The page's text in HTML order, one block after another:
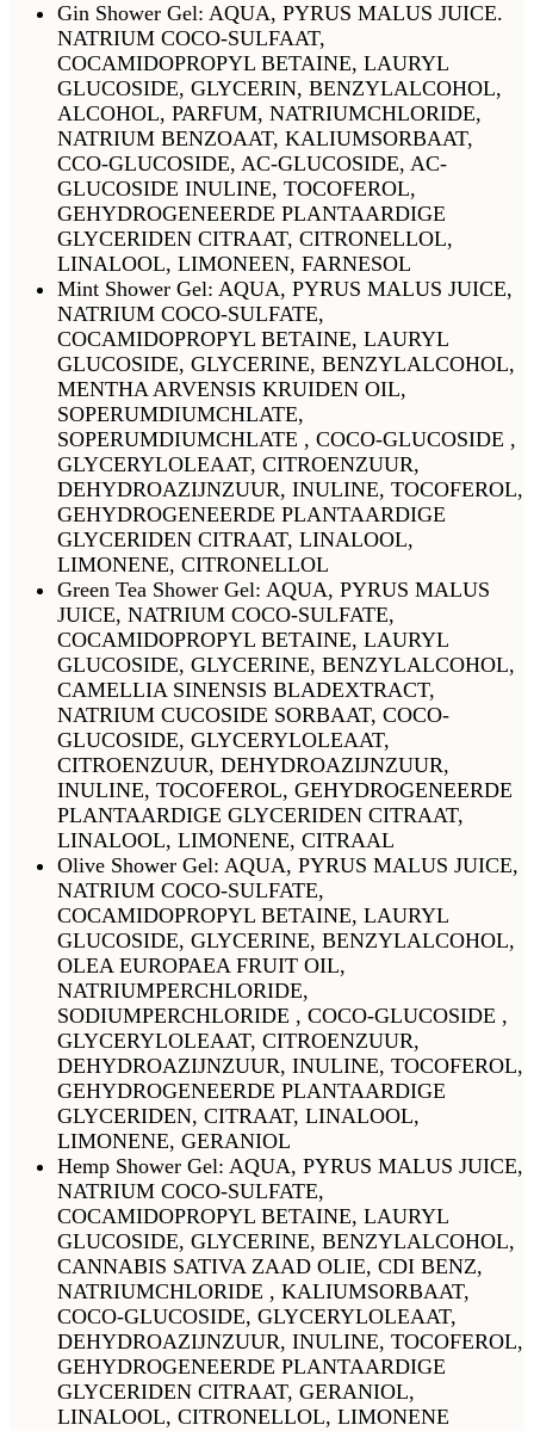
Gin Shower Gel: AQUA, PYRUS MALUS JUICE.
NATRIUM COCO-SULFAAT,
COCAMIDOPROPYL BETAINE, LAURYL
GLUCOSIDE, GLYCERIN, BENZYLALCOHOL,
ALCOHOL, PARFUM, NATRIUMCHLORIDE,
NATRIUM BENZOAAT, KALIUMSORBAAT,
CCO-GLUCOSIDE, AC-GLUCOSIDE, AC-
GLUCOSIDE INULINE, TOCOFEROL,
GEHYDROGENEERDE PLANTAARDIGE
GLYCERIDEN CITRAAT, CITRONELLOL,
LINALOOL, LIMONEEN, FARNESOL
Mint Shower Gel: AQUA, PYRUS MALUS JUICE,
NATRIUM COCO-SULFATE,
COCAMIDOPROPYL BETAINE, LAURYL
GLUCOSIDE, GLYCERINE, BENZYLALCOHOL,
MENTHA ARVENSIS KRUIDEN OIL,
SOPERUMDIUMCHLATE,
SOPERUMDIUMCHLATE , COCO-GLUCOSIDE ,
GLYCERYLOLEAAT, CITROENZUUR,
DEHYDROAZIJNZUUR, INULINE, TOCOFEROL,
GEHYDROGENEERDE PLANTAARDIGE
GLYCERIDEN CITRAAT, LINALOOL,
LIMONENE, CITRONELLOL
Green Tea Shower Gel: AQUA, PYRUS MALUS
JUICE, NATRIUM COCO-SULFATE,
COCAMIDOPROPYL BETAINE, LAURYL
GLUCOSIDE, GLYCERINE, BENZYLALCOHOL,
CAMELLIA SINENSIS BLADEXTRACT,
NATRIUM CUCOSIDE SORBAAT, COCO-
GLUCOSIDE, GLYCERYLOLEAAT,
CITROENZUUR, DEHYDROAZIJNZUUR,
INULINE, TOCOFEROL, GEHYDROGENEERDE
PLANTAARDIGE GLYCERIDEN CITRAAT,
LINALOOL, LIMONENE, CITRAAL
Olive Shower Gel: AQUA, PYRUS MALUS JUICE,
NATRIUM COCO-SULFATE,
COCAMIDOPROPYL BETAINE, LAURYL
GLUCOSIDE, GLYCERINE, BENZYLALCOHOL,
OLEA EUROPAEA FRUIT OIL,
NATRIUMPERCHLORIDE,
SODIUMPERCHLORIDE , COCO-GLUCOSIDE ,
GLYCERYLOLEAAT, CITROENZUUR,
DEHYDROAZIJNZUUR, INULINE, TOCOFEROL,
GEHYDROGENEERDE PLANTAARDIGE
GLYCERIDEN, CITRAAT, LINALOOL,
LIMONENE, GERANIOL
Hemp Shower Gel: AQUA, PYRUS MALUS JUICE,
NATRIUM COCO-SULFATE,
COCAMIDOPROPYL BETAINE, LAURYL
GLUCOSIDE, GLYCERINE, BENZYLALCOHOL,
CANNABIS SATIVA ZAAD OLIE, CDI BENZ,
NATRIUMCHLORIDE , KALIUMSORBAAT,
COCO-GLUCOSIDE, GLYCERYLOLEAAT,
DEHYDROAZIJNZUUR, INULINE, TOCOFEROL,
GEHYDROGENEERDE PLANTAARDIGE
GLYCERIDEN CITRAAT, GERANIOL,
LINALOOL, CITRONELLOL, LIMONENE